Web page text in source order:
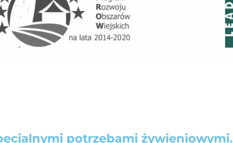
potrzebami żywieniowymi.